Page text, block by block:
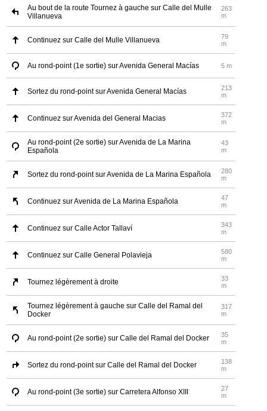
Au bout de la route Tournez à gauche sur Calle del Mulle
Villanueva
263
m
Continuez sur Calle del Mulle Villanueva
79
m
Au rond-point (1e sortie) sur Avenida General Macías 5 m
Sortez du rond-point sur Avenida General Macías
213
m
Continuez sur Avenida del General Macias
372
m
Au rond-point (2e sortie) sur Avenida de La Marina
Española
43
m
Sortez du rond-point sur Avenida de La Marina Española
280
m
Continuez sur Avenida de La Marina Española
47
m
Continuez sur Calle Actor Tallaví
343
m
Continuez sur Calle General Polavieja
580
m
Tournez légèrement à droite
33
m
Tournez légèrement à gauche sur Calle del Ramal del
Docker
317
m
Au rond-point (2e sortie) sur Calle del Ramal del Docker
35
m
Sortez du rond-point sur Calle del Ramal del Docker
138
m
Au rond-point (3e sortie) sur Carretera Alfonso XIII
27
m